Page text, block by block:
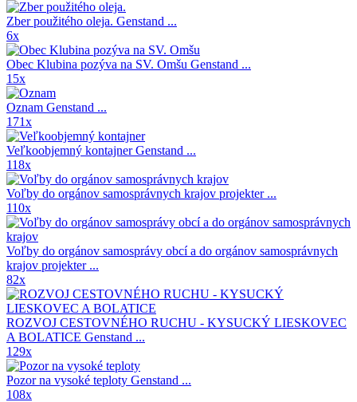
Zber použitého oleja. Genstand ...
6x
Obec Klubina pozýva na SV. Omšu Genstand ...
15x
Oznam Genstand ...
171x
Veľkoobjemný kontajnerGenstand ...
118x
Voľby do orgánov samosprávnych krajov projekter ...
110x
Voľby do orgánov samosprávy obcí a do orgánov samosprávnych
krajov projekter ...
82x
ROZVOJ CESTOVNÉHO RUCHU - KYSUCKÝ LIESKOVEC
A BOLATICE Genstand ...
129x
Pozor na vysoké teploty Genstand ...
108x